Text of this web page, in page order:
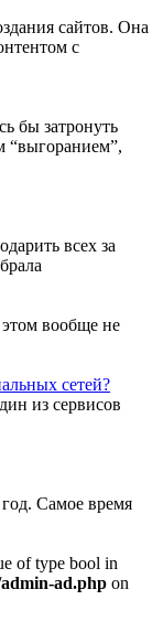
сайтов. Она
с
бы затронуть
“выгоранием”,
всех за
вообще не
сетей?
из сервисов
Самое время
of type bool in
ad.php on